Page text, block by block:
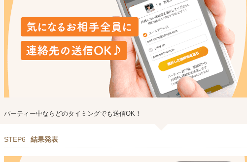
パーティー中ならどのタイミングでも送信OK！
STEP6 結果発表